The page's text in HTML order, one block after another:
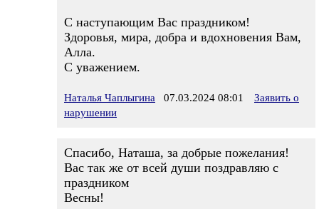
С наступающим Вас праздником!
Здоровья, мира, добра и вдохновения Вам,
Алла.
С уважением.
Наталья Чаплыгина 07.03.2024 08:01
Заявить о
нарушении
Спасибо, Наташа, за добрые пожелания!
Вас так же от всей души поздравляю с
праздником
Весны!